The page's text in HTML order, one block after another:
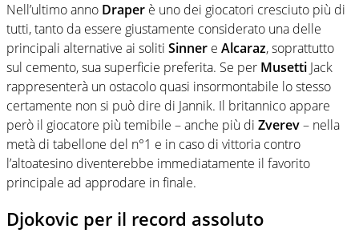
Nell’ultimo anno Draper è uno dei giocatori cresciuto più di
tutti, tanto da essere giustamente considerato una delle
principali alternative ai soliti Sinner e Alcaraz, soprattutto
sul cemento, sua superficie preferita. Se per Musetti Jack
rappresenterà un ostacolo quasi insormontabile lo stesso
certamente non si può dire di Jannik. Il britannico appare
però il giocatore più temibile – anche più di Zverev– nella
metà di tabellone del n°1 e in caso di vittoria contro
l’altoatesino diventerebbe immediatamente il favorito
principale ad approdare in finale.
Djokovic per il record assoluto